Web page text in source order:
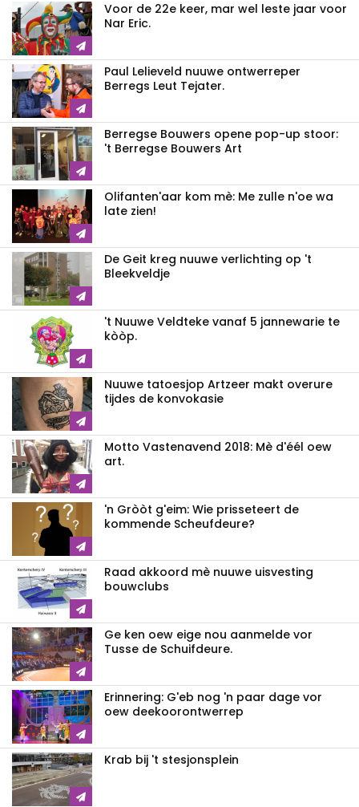
Voor de 22e keer, mar wel leste jaar voor
Nar Eric.
Paul Lelieveld nuuwe ontwerreper
Berregs Leut Tejater.
Berregse Bouwers opene pop-up stoor:
't Berregse Bouwers Art
Olifanten'aar kom mè: Me zulle n'oe wa
late zien!
De Geit kreg nuuwe verlichting op 't
Bleekveldje
't Nuuwe Veldteke vanaf 5 jannewarie te
kòòp.
Nuuwe tatoesjop Artzeer makt overure
tijdes de konvokasie
Motto Vastenavend 2018: Mè d'éél oew
art.
'n Gròòt g'eim: Wie prisseteert de
kommende Scheufdeure?
Raad akkoord mè nuuwe uisvesting
bouwclubs
Ge ken oew eige nou aanmelde vor
Tusse de Schuifdeure.
Erinnering: G'eb nog 'n paar dage vor
oew deekoorontwerrep
Krab bij 't stesjonsplein